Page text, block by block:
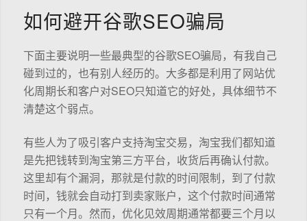
如何避开谷歌SEO骗局
下面主要说明一些最典型的谷歌SEO骗局，有我自己
碰到过的，也有别人经历的。大多都是利用了网站优
化周期长和客户对SEO只知道它的好处，具体细节不
清楚这个弱点。
有些人为了吸引客户支持淘宝交易，淘宝我们都知道
是先把钱转到淘宝第三方平台，收货后再确认付款。
这里却有个漏洞，那就是付款的时间限制，到了付款
时间，钱就会自动打到卖家账户，这个付款时间通常
只有一个月。然而，优化见效周期通常都要三个月以